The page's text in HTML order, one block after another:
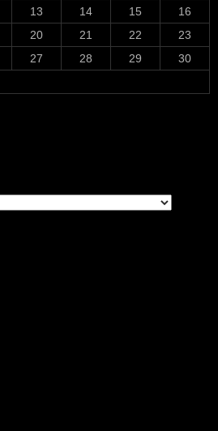
13 14 15
16
20 21 22
23
27 28 29
30